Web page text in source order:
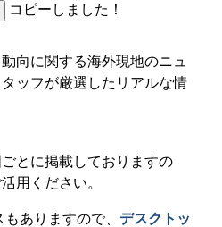
コピーしました！
向に関する海外現地のニュ
ッフが厳選したリアルな情
とに掲載しておりますの
用ください。
ありますので、 デスクトッ